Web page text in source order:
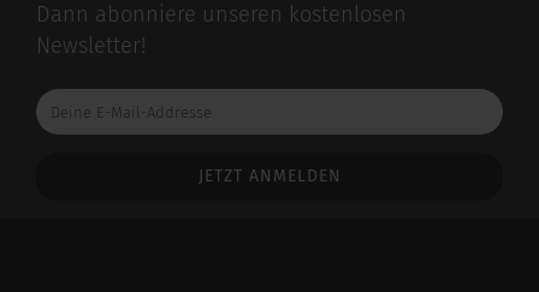
Dann abonniere unseren kostenlosen
Newsletter!
Deine
E-